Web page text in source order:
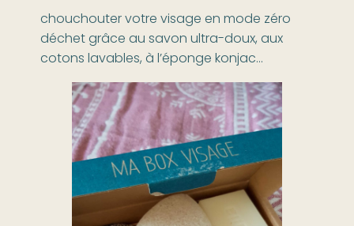
chouchouter votre visage en mode zéro
déchet grâce au savon ultra-doux, aux
cotons lavables, à l’éponge konjac…